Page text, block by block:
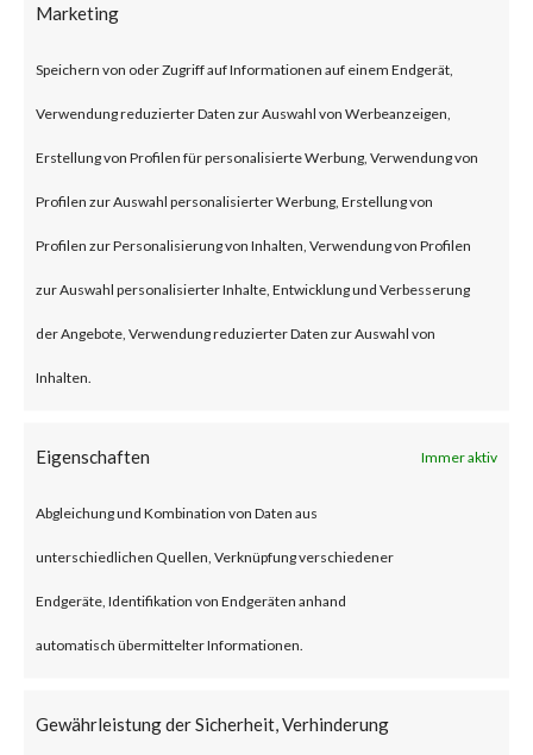
Marketing
Speichern von oder Zugriff auf Informationen auf einem Endgerät,
Verwendung reduzierter Daten zur Auswahl von Werbeanzeigen,
Erstellung von Profilen für personalisierte Werbung, Verwendung von
Profilen zur Auswahl personalisierter Werbung, Erstellung von
Profilen zur Personalisierung von Inhalten, Verwendung von Profilen
zur Auswahl personalisierter Inhalte, Entwicklung und Verbesserung
der Angebote, Verwendung reduzierter Daten zur Auswahl von
Inhalten.
Eigenschaften Immer aktiv
Abgleichung und Kombination von Daten aus
unterschiedlichen Quellen, Verknüpfung verschiedener
Endgeräte, Identifikation von Endgeräten anhand
automatisch übermittelter Informationen.
Gewährleistung der Sicherheit, Verhinderung
published by Citrix, CVE-2023-
3519 is an unauthenticated
remote code execution
vulnerability that affects the
unmitigated Citrix NetScaler
ADC and NetScaler Gateway
products.
To be vulnerable, those products
gateway or as an
is required.